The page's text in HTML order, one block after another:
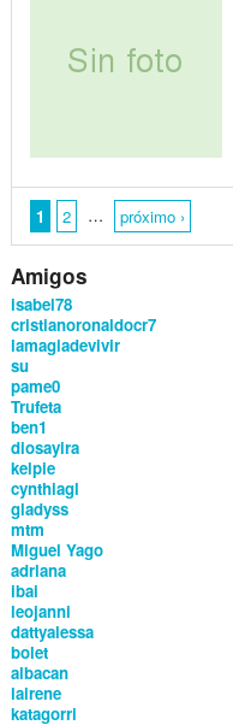
1 2 … próximo ›
Amigos
isabel78
cristianoronaldocr7
lamagiadevivir
su
pame0
Trufeta
ben1
diosayira
kelpie
cynthiagl
gladyss
mtm
Miguel Yago
adrlana
ibai
leojanni
dattyalessa
bolet
albacan
lairene
katagorri